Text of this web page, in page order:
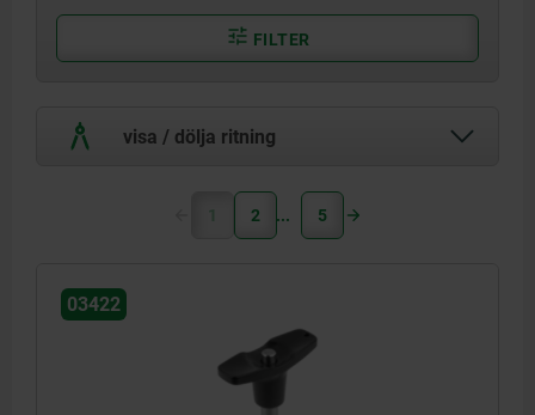
FILTER
visa / dölja ritning
1 2 5
03422